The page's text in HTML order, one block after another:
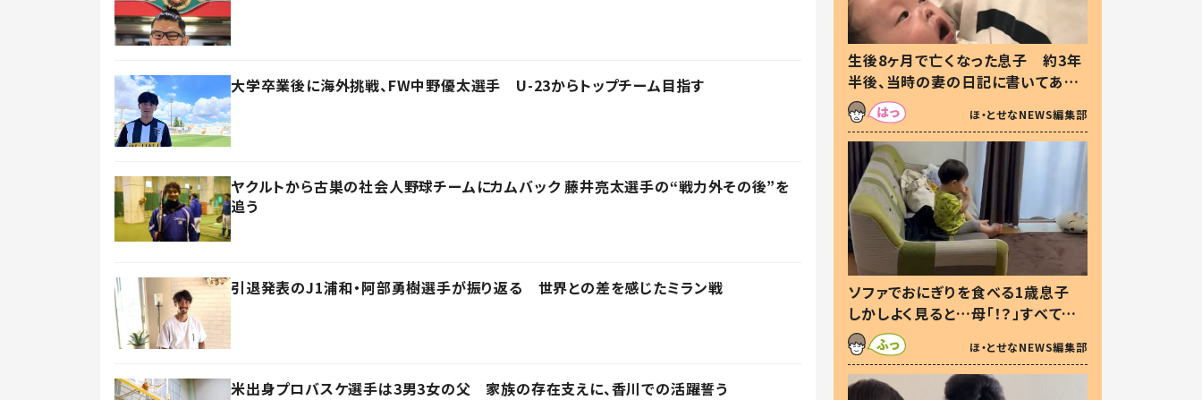
大学卒業後に海外挑戦、FW中野優太選手 U-23からトップチーム目指す
ヤクルトから古巣の社会人野球チームにカムバック 藤井亮太選手の“戦力外その後”を
追う
引退発表のJ1浦和・阿部勇樹選手が振り返る 世界との差を感じたミラン戦
米出身プロバスケ選手は3男3女の父 家族の存在支えに、香川での活躍誓う
生後8ヶ月で亡くなった息子 約3年
半後、当時の妻の日記に書いてあっ
た本音とは
ほ・とせなNEWS編集部
ソファでおにぎりを食べる1歳息子
しかしよく見ると…母「！？」すべてを
察した母の投稿に「可愛いから許
す！」「現行犯〜」
ほ・とせなNEWS編集部